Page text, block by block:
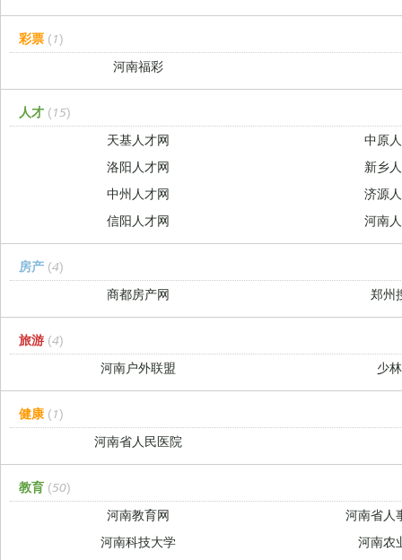
彩票 (1)
河南福彩
人才 (15)
天基人才网
中原
洛阳人才网
新乡
中州人才网
济源
信阳人才网
河南
房产 (4)
商都房产网
郑州
旅游 (4)
河南户外联盟
少
健康 (1)
河南省人民医院
教育 (50)
河南教育网
河南省人
河南科技大学
河南农